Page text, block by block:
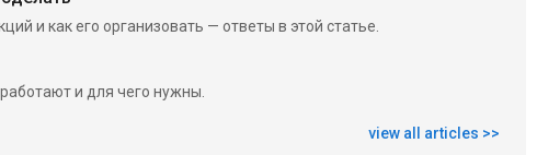
и как его организовать — ответы в этой статье.
и для чего нужны.
view all articles >>